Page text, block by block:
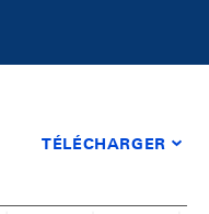
TÉLÉCHARGER